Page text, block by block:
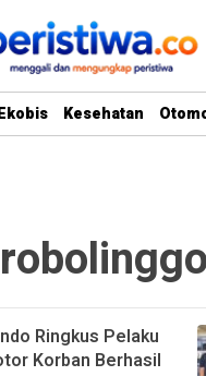
Kesehatan
Ringkus Pelaku
Korban Berhasil